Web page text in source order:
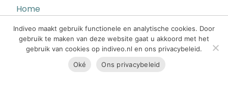
Home
Communicatieprofessionals
Zorgverleners
ICT afdelingen
Indiveo maakt gebruik functionele en analytische cookies. Door
gebruik te maken van deze website gaat u akkoord met het
gebruik van cookies op indiveo.nl en ons privacybeleid.
Oké
Ons privacybeleid